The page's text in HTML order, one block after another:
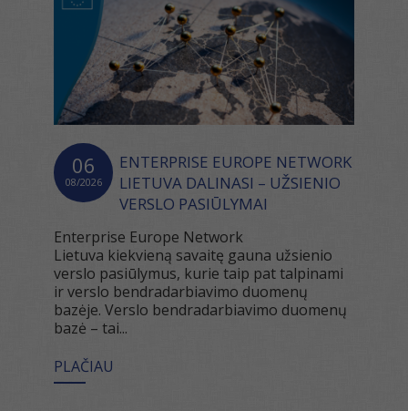
06
08/2026
ENTERPRISE EUROPE NETWORK
LIETUVA DALINASI – UŽSIENIO
VERSLO PASIŪLYMAI
Enterprise Europe Network
Lietuva kiekvieną savaitę gauna užsienio
verslo pasiūlymus, kurie taip pat talpinami
ir verslo bendradarbiavimo duomenų
bazėje. Verslo bendradarbiavimo duomenų
bazė – tai...
PLAČIAU